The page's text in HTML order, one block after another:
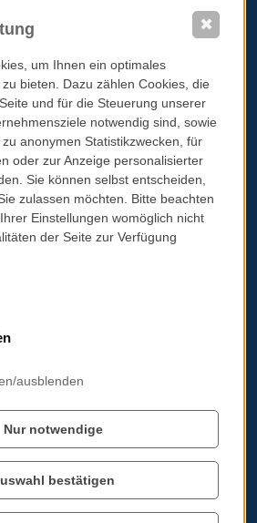
PRG
& offline)
um Ihnen ein optimales
bieten. Dazu zählen Cookies, die
und für die Steuerung unserer
notwendig sind, sowie
anonymen Statistikzwecken, für
oder zur Anzeige personalisierter
Sie können selbst entscheiden,
zulassen möchten. Bitte beachten
Einstellungen womöglich nicht
der Seite zur Verfügung
ausblenden
Nur notwendige
bestätigen
✖